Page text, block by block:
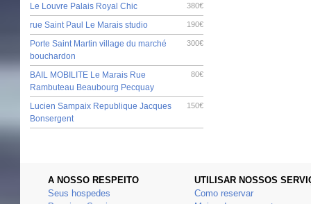
380€
Le Louvre Palais Royal Chic
190€
rue Saint Paul Le Marais studio
300€
Porte Saint Martin village du marché
bouchardon
80€
BAIL MOBILITE Le Marais Rue
Rambuteau Beaubourg Pecquay
150€
Lucien Sampaix Republique Jacques
Bonsergent
A NOSSO RESPEITO
Seus hospedes
UTILISAR NOSSOS
Como reservar